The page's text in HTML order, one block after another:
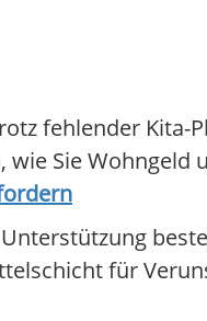
fehlender Kita-
Sie Wohngeld
für